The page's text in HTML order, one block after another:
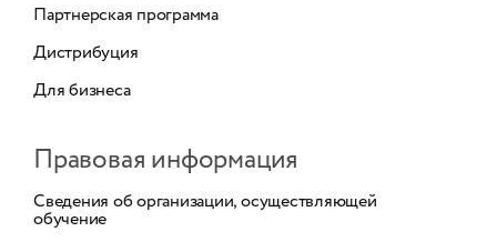
Партнерская программа
Дистрибуция
Для бизнеса
Правовая информация
Сведения об организации, осуществляющей
обучение